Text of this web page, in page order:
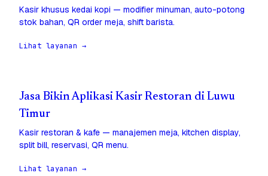
Kasir khusus kedai kopi — modifier minuman, auto-potong
stok bahan, QR order meja, shift barista.
Lihat layanan →
Jasa Bikin Aplikasi Kasir Restoran di Luwu
Timur
Kasir restoran & kafe — manajemen meja, kitchen display,
split bill, reservasi, QR menu.
Lihat layanan →